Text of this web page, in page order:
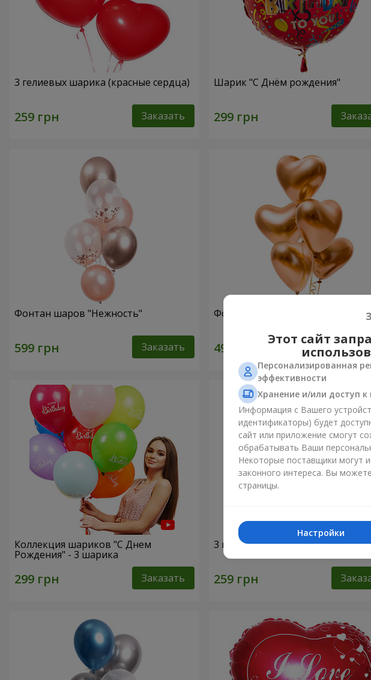
3 гелиевых шарика (красные сердца)
Заказать
Шарик "С Днём рождения"
Фонтан шаров "Нежность"
Заказать
Фонтан шаров “Golden hearts”
Коллекция шариков "С Днем
Рождения" - 3 шарика
Заказать
3 гелиевых шарика (розовые
Этот сайт
Персонализированная
эффективности
Хранение и/или доступ
Информация с Вашего
идентификаторы) будет
сайт или приложение смогут
обрабатывать Ваши
Некоторые поставщики могут
законного интереса. Вы
страницы.
Настройки